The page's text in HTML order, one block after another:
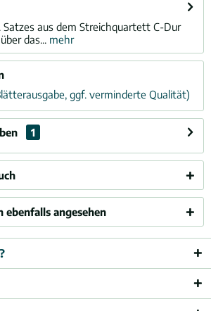
Satzes aus dem Streichquartett C-Dur
das... mehr
ggf. verminderte Qualität)
1
ebenfalls angesehen